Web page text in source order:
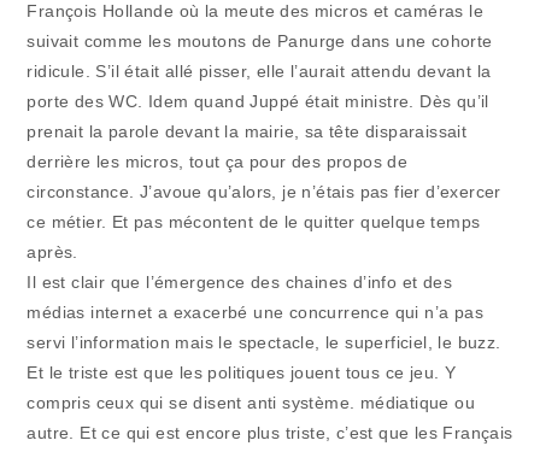
François Hollande où la meute des micros et caméras le
suivait comme les moutons de Panurge dans une cohorte
ridicule. S’il était allé pisser, elle l’aurait attendu devant la
porte des WC. Idem quand Juppé était ministre. Dès qu’il
prenait la parole devant la mairie, sa tête disparaissait
derrière les micros, tout ça pour des propos de
circonstance. J’avoue qu’alors, je n’étais pas fier d’exercer
ce métier. Et pas mécontent de le quitter quelque temps
après.
Il est clair que l’émergence des chaines d’info et des
médias internet a exacerbé une concurrence qui n’a pas
servi l’information mais le spectacle, le superficiel, le buzz.
Et le triste est que les politiques jouent tous ce jeu. Y
compris ceux qui se disent anti système. médiatique ou
autre. Et ce qui est encore plus triste, c’est que les Français